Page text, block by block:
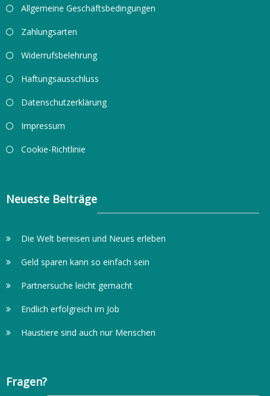
Allgemeine Geschäftsbedingungen
Zahlungsarten
Widerrufsbelehrung
Haftungsausschluss
Datenschutzerklärung
Impressum
Cookie-Richtlinie
Neueste Beiträge
Die Welt bereisen und Neues erleben
Geld sparen kann so einfach sein
Partnersuche leicht gemacht
Endlich erfolgreich im Job
Haustiere sind auch nur Menschen
Fragen?